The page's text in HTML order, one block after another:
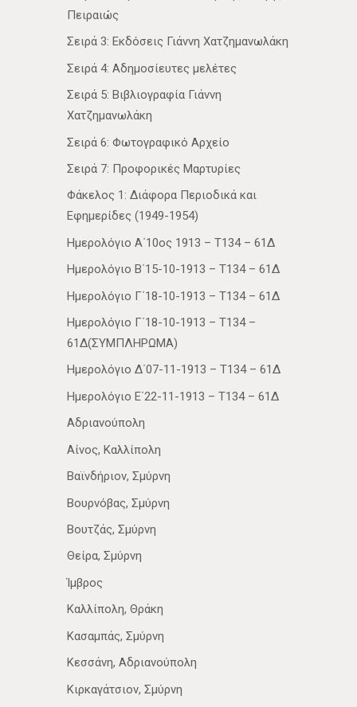
Πειραιώς
Σειρά 3: Εκδόσεις Γιάννη Χατζημανωλάκη
Σειρά 4: Αδημοσίευτες μελέτες
Σειρά 5: Βιβλιογραφία Γιάννη
Χατζημανωλάκη
Σειρά 6: Φωτογραφικό Αρχείο
Σειρά 7: Προφορικές Μαρτυρίες
Φάκελος 1: Διάφορα Περιοδικά και
Εφημερίδες (1949-1954)
Ημερολόγιο Α΄10ος 1913 – Τ134 – 61Δ
Ημερολόγιο Β΄15-10-1913 – Τ134 – 61Δ
Ημερολόγιο Γ΄18-10-1913 – Τ134 – 61Δ
Ημερολόγιο Γ΄18-10-1913 – Τ134 –
61Δ(ΣΥΜΠΛΗΡΩΜΑ)
Ημερολόγιο Δ΄07-11-1913 – Τ134 – 61Δ
Ημερολόγιο Ε΄22-11-1913 – Τ134 – 61Δ
Αδριανούπολη
Αίνος, Καλλίπολη
Βαϊνδήριον, Σμύρνη
Βουρνόβας, Σμύρνη
Βουτζάς, Σμύρνη
Θείρα, Σμύρνη
Ίμβρος
Καλλίπολη, Θράκη
Κασαμπάς, Σμύρνη
Κεσσάνη, Αδριανούπολη
Κιρκαγάτσιον, Σμύρνη